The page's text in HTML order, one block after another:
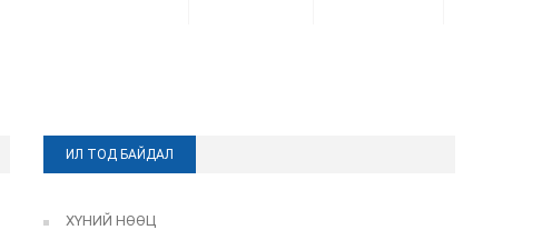
ИЛ ТОД БАЙДАЛ
ХҮНИЙ НӨӨЦ